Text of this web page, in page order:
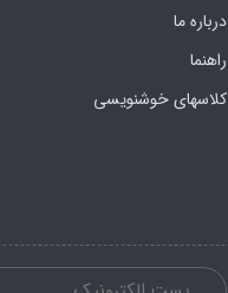
درباره ما
راهنما
کلاسهای خوشنویسی